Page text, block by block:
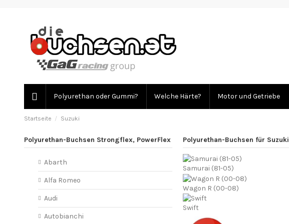
Polyurethan oder Gummi? Welche Härte? Motor und Getriebe
Startseite Suzuki
Polyurethan-Buchsen für Suzuki
Samurai (81-05)
Wagon R (00-08)
Swift
Polyurethan-Buchsen Strongflex, PowerFlex
Abarth
Alfa Romeo
Audi
Autobianchi